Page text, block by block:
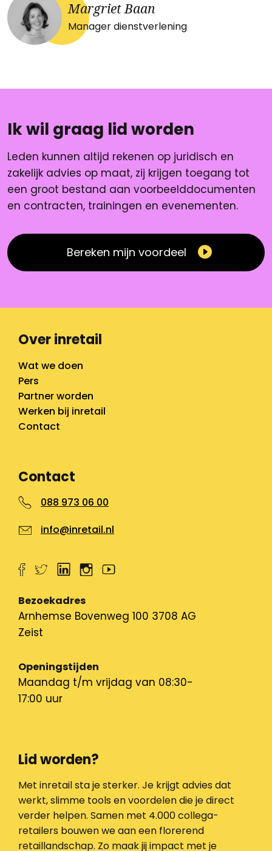
Margriet Baan
Manager dienstverlening
Ik wil graag lid worden
Leden kunnen altijd rekenen op juridisch en
zakelijk advies op maat, zij krijgen toegang tot
een groot bestand aan voorbeelddocumenten
en contracten, trainingen en evenementen.
Bereken mijn voordeel
Over inretail
Wat we doen
Pers
Partner worden
Werken bij inretail
Contact
Contact
088 973 06 00
info@inretail.nl
Bezoekadres
Arnhemse Bovenweg 100 3708 AG
Zeist
Openingstijden
Maandag t/m vrijdag van 08:30-
17:00 uur
Lid worden?
Met inretail sta je sterker. Je krijgt advies dat
werkt, slimme tools en voordelen die je direct
verder helpen. Samen met 4.000 collega-
retailers bouwen we aan een florerend
retaillandschap. Zo maak jij impact met je